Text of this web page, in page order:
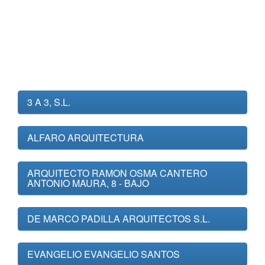
3 A 3, S.L.
ALFARO ARQUITECTURA
ARQUITECTO RAMON OSMA CANTERO
ANTONIO MAURA, 8 - BAJO
DE MARCO PADILLA ARQUITECTOS S.L.
EVANGELIO EVANGELIO SANTOS